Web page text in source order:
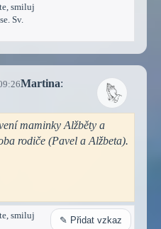
smiluj
Sv.
Martina:
maminky Alžběty a
rodiče (Pavel a Alžbeta).
smiluj
✎ Přidat vzkaz